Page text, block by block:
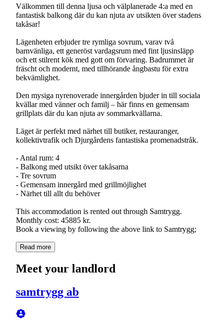
Välkommen till denna ljusa och välplanerade 4:a med en
fantastisk balkong där du kan njuta av utsikten över stadens
takåsar!
Lägenheten erbjuder tre rymliga sovrum, varav två
barnvänliga, ett generöst vardagsrum med fint ljusinsläpp
och ett stilrent kök med gott om förvaring. Badrummet är
fräscht och modernt, med tillhörande ångbastu för extra
bekvämlighet.
Den mysiga nyrenoverade innergården bjuder in till sociala
kvällar med vänner och familj – här finns en gemensam
grillplats där du kan njuta av sommarkvällarna.
Läget är perfekt med närhet till butiker, restauranger,
kollektivtrafik och Djurgårdens fantastiska promenadstråk.
- Antal rum: 4
- Balkong med utsikt över takåsarna
- Tre sovrum
- Gemensam innergård med grillmöjlighet
- Närhet till allt du behöver
This accommodation is rented out through Samtrygg.
Monthly cost: 45885 kr.
Book a viewing by following the above link to Samtrygg;
Read more
Meet your landlord
samtrygg ab